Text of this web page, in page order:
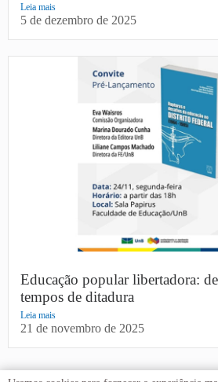
Leia mais
5 de dezembro de 2025
Educação popular libertadora:
tempos de ditadura
Leia mais
21 de novembro de 2025